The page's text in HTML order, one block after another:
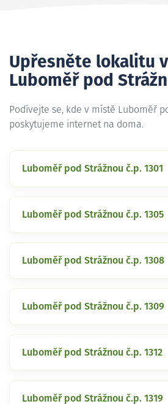
Upřesněte lokalitu
Luboměř pod
Podívejte se, kde v místě Luboměř
poskytujeme internet na doma.
Luboměř pod Strážnou č.p. 1301
Luboměř pod Strážnou č.p. 1305
Luboměř pod Strážnou č.p. 1308
Luboměř pod Strážnou č.p. 1309
Luboměř pod Strážnou č.p. 1312
Luboměř pod Strážnou č.p. 1319